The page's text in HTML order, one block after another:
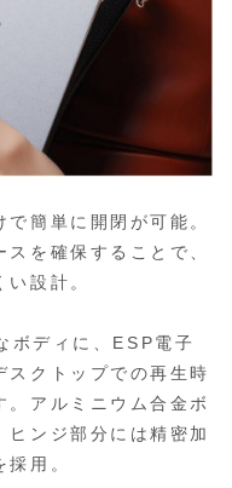
簡単に開閉が可能。
を確保することで、
設計。
ディに、ESP電子
スクトップでの再生時
。アルミニウム合金ボ
ンジ部分には精密加
用。